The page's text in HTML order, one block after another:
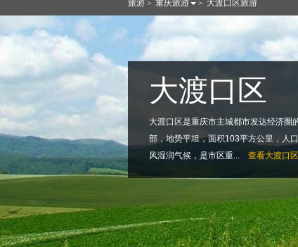
旅游 > 重庆旅游 > 大渡口区旅游
大渡口区
大渡口区是重庆市主城都市发达经济圈
部，地势平坦，面积103平方公里，人
风湿润气候，是市区重...
查看大渡口